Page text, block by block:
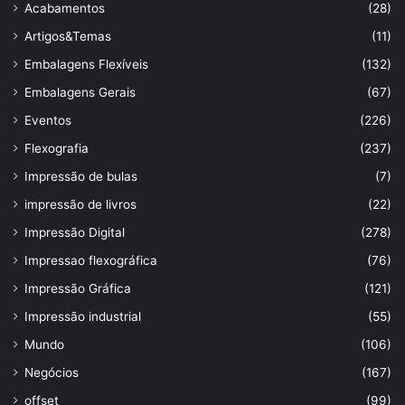
Acabamentos
(28)
Artigos&Temas
(11)
Embalagens Flexíveis
(132)
Embalagens Gerais
(67)
Eventos
(226)
Flexografia
(237)
Impressão de bulas
(7)
impressão de livros
(22)
Impressão Digital
(278)
Impressao flexográfica
(76)
Impressão Gráfica
(121)
Impressão industrial
(55)
Mundo
(106)
Negócios
(167)
offset
(99)